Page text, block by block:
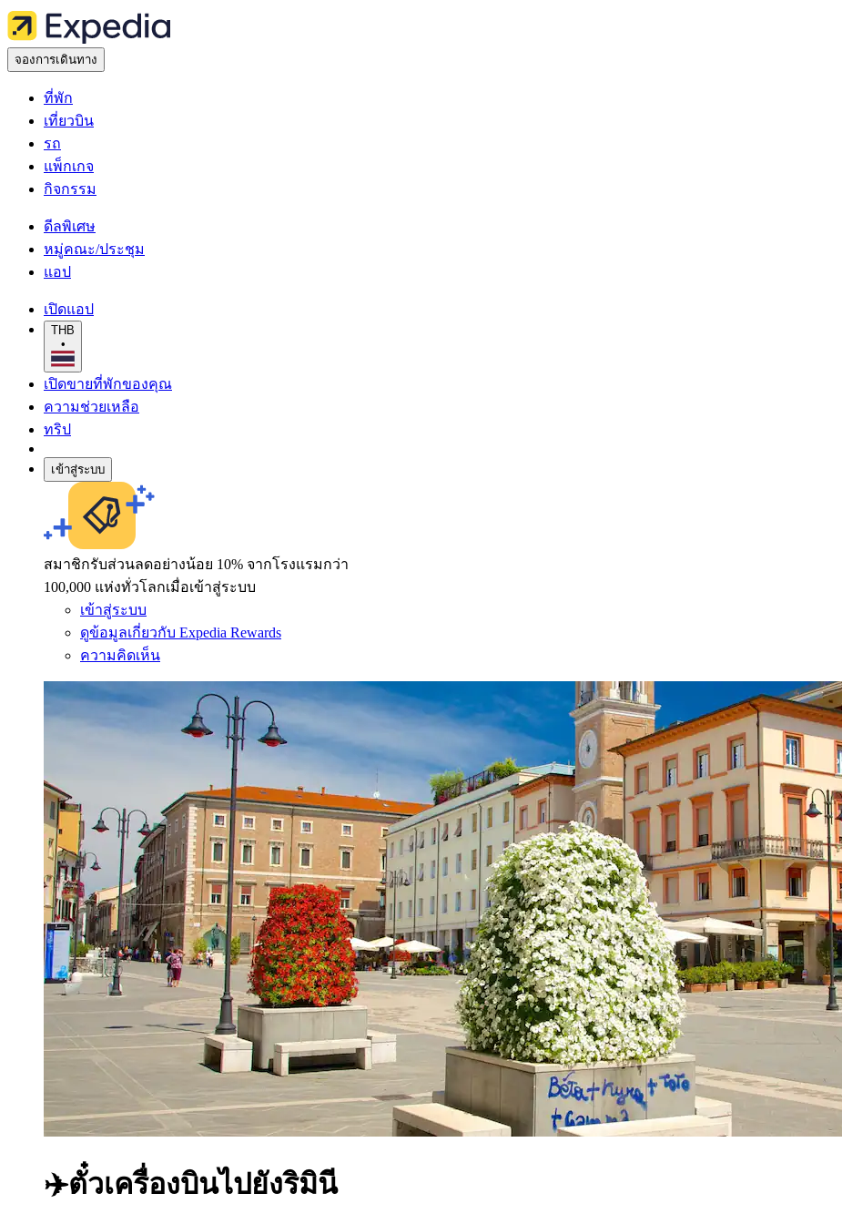
จองการเดินทาง
ที่พัก
เที่ยวบิน
รถ
แพ็กเกจ
กิจกรรม
ดีลพิเศษ
หมู่คณะ/ประชุม
แอป
เปิดแอป
THB
•
เปิดขายที่พักของคุณ
ความช่วยเหลือ
ทริป
เข้าสู่ระบบ
สมาชิกรับส่วนลดอย่างน้อย 10% จากโรงแรมกว่า
100,000 แห่งทั่วโลกเมื่อเข้าสู่ระบบ
เข้าสู่ระบบ
ดูข้อมูลเกี่ยวกับ Expedia Rewards
ความคิดเห็น
✈️ตั๋วเครื่องบินไปยังริมินี